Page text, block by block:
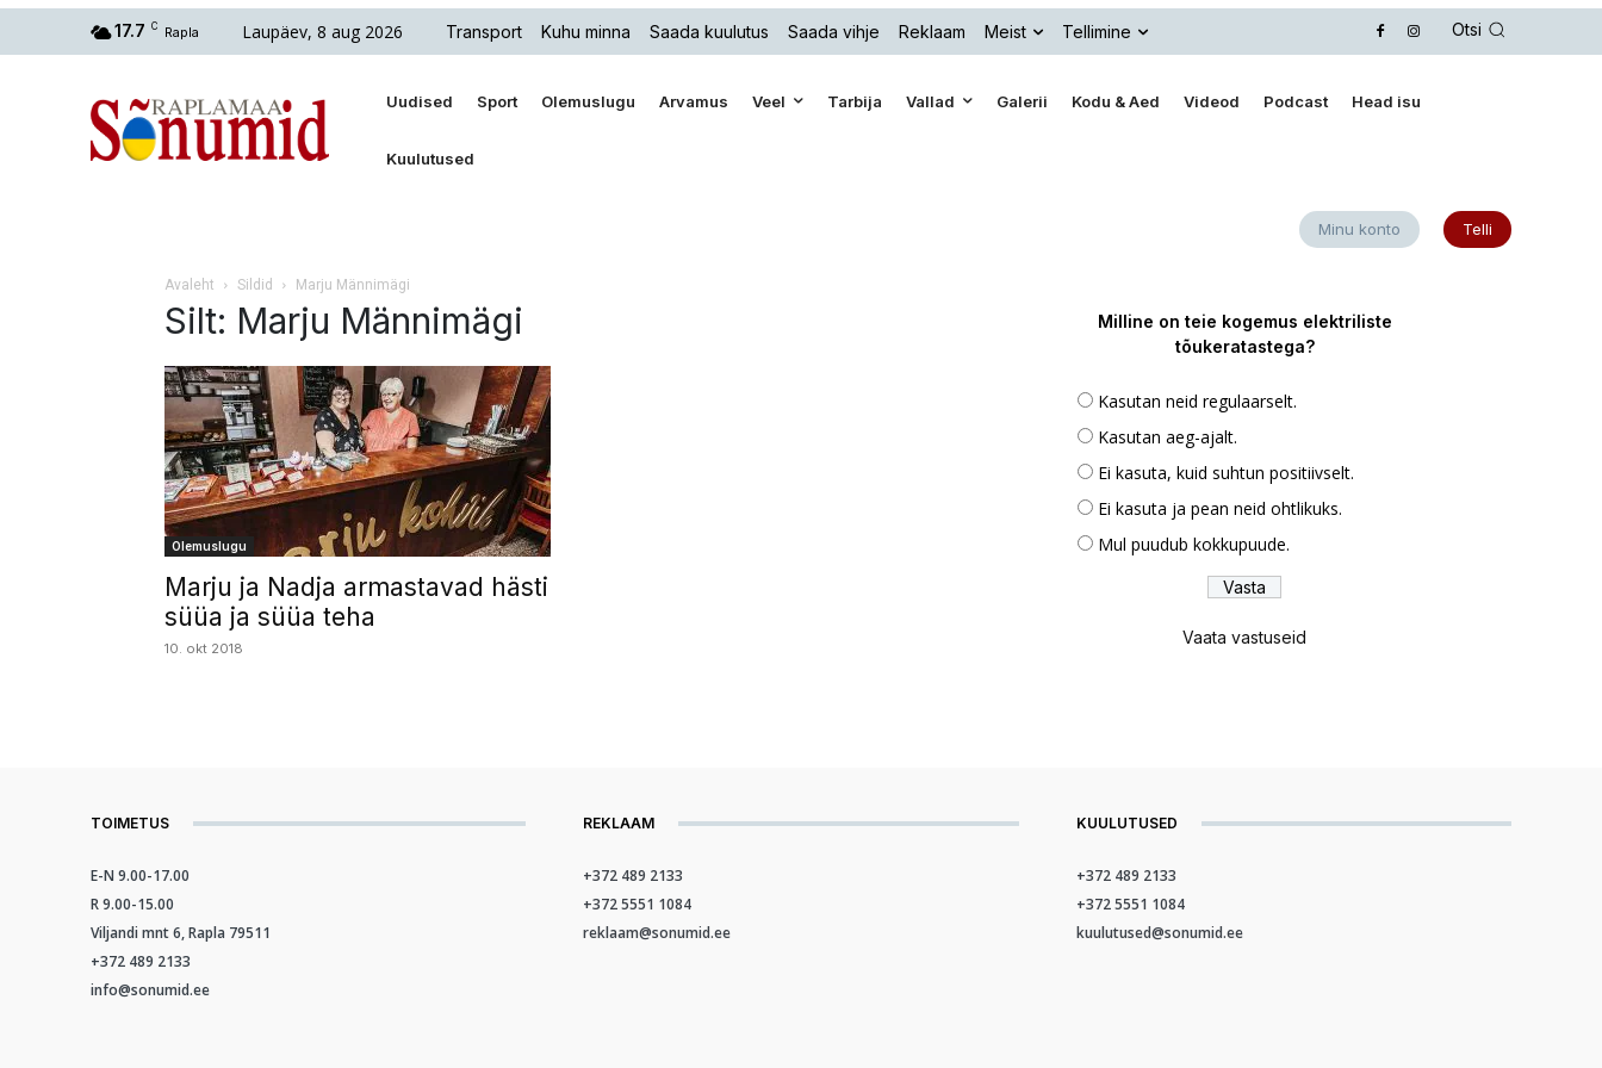
17.7 C Rapla Laupäev, 8 aug 2026 Transport Kuhu minna Saada kuulutus Saada vihje Reklaam Meist Tellimine Otsi
Uudised Sport Olemuslugu Arvamus Veel Tarbija Vallad Galerii Kodu & Aed Videod Podcast Head isu
Kuulutused
Minu konto Telli
Avaleht Sildid Marju Männimägi
Silt: Marju Männimägi
Olemuslugu
Marju ja Nadja armastavad hästi
süüa ja süüa teha
10. okt 2018
Milline on teie kogemus elektriliste
tõukeratastega?
Kasutan neid regulaarselt.
Kasutan aeg-ajalt.
Ei kasuta, kuid suhtun positiivselt.
Ei kasuta ja pean neid ohtlikuks.
Mul puudub kokkupuude.
Vaata vastuseid
TOIMETUS
E-N 9.00-17.00
R 9.00-15.00
Viljandi mnt 6, Rapla 79511
+372 489 2133
info@sonumid.ee
REKLAAM
+372 489 2133
+372 5551 1084
reklaam@sonumid.ee
KUULUTUSED
+372 489 2133
+372 5551 1084
kuulutused@sonumid.ee